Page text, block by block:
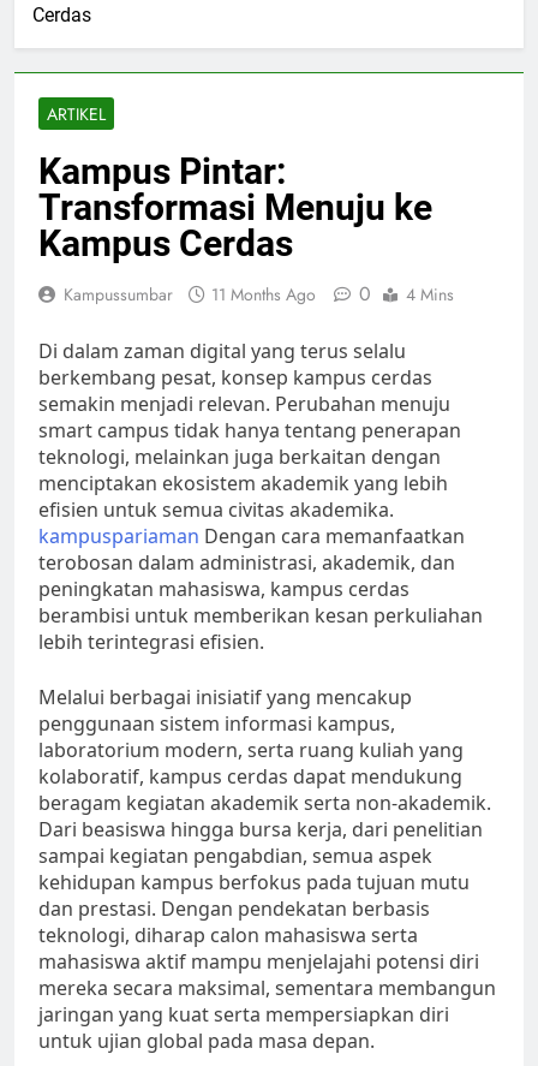
Cerdas
ARTIKEL
Kampus Pintar:
Transformasi Menuju ke
Kampus Cerdas
Kampussumbar 11 Months Ago 0 4 Mins
Di dalam zaman digital yang terus selalu
berkembang pesat, konsep kampus cerdas
semakin menjadi relevan. Perubahan menuju
smart campus tidak hanya tentang penerapan
teknologi, melainkan juga berkaitan dengan
menciptakan ekosistem akademik yang lebih
efisien untuk semua civitas akademika.
kampuspariaman Dengan cara memanfaatkan
terobosan dalam administrasi, akademik, dan
peningkatan mahasiswa, kampus cerdas
berambisi untuk memberikan kesan perkuliahan
lebih terintegrasi efisien.
Melalui berbagai inisiatif yang mencakup
penggunaan sistem informasi kampus,
laboratorium modern, serta ruang kuliah yang
kolaboratif, kampus cerdas dapat mendukung
beragam kegiatan akademik serta non-akademik.
Dari beasiswa hingga bursa kerja, dari penelitian
sampai kegiatan pengabdian, semua aspek
kehidupan kampus berfokus pada tujuan mutu
dan prestasi. Dengan pendekatan berbasis
teknologi, diharap calon mahasiswa serta
mahasiswa aktif mampu menjelajahi potensi diri
mereka secara maksimal, sementara membangun
jaringan yang kuat serta mempersiapkan diri
untuk ujian global pada masa depan.